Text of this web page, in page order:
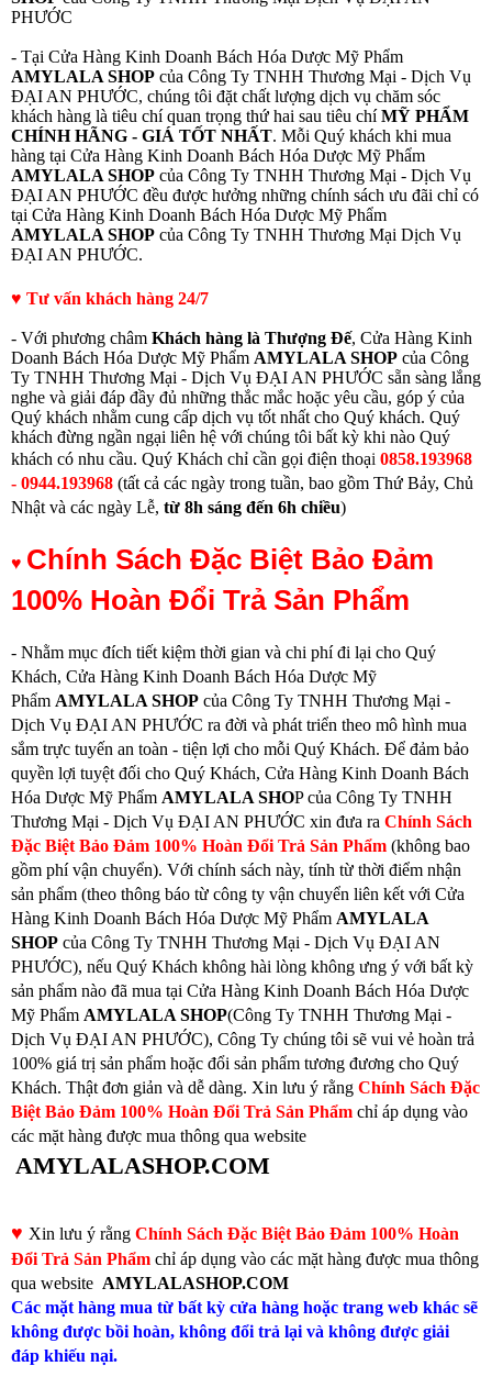
PHƯỚC
- Tại Cửa Hàng Kinh Doanh Bách Hóa Dược Mỹ Phẩm
AMYLALA SHOP của Công Ty TNHH Thương Mại - Dịch Vụ
ĐẠI AN PHƯỚC, chúng tôi đặt chất lượng dịch vụ chăm sóc
khách hàng là tiêu chí quan trọng thứ hai sau tiêu chíMỸ PHẨM
CHÍNH HÃNG - GIÁ TỐT NHẤT. Mỗi Quý khách khi mua
hàng tại Cửa Hàng Kinh Doanh Bách Hóa Dược Mỹ Phẩm
AMYLALA SHOP của Công Ty TNHH Thương Mại - Dịch Vụ
ĐẠI AN PHƯỚC đều được hưởng những chính sách ưu đãi chỉ có
tại Cửa Hàng Kinh Doanh Bách Hóa Dược Mỹ Phẩm
AMYLALA SHOP của Công Ty TNHH Thương Mại Dịch Vụ
ĐẠI AN PHƯỚC.
♥ Tư vấn khách hàng 24/7
- Với phương châm Khách hàng là Thượng Đế, Cửa Hàng Kinh
Doanh Bách Hóa Dược Mỹ Phẩm AMYLALA SHOP của Công
Ty TNHH Thương Mại - Dịch Vụ ĐẠI AN PHƯỚC sẵn sàng lắng
nghe và giải đáp đầy đủ những thắc mắc hoặc yêu cầu, góp ý của
Quý khách nhằm cung cấp dịch vụ tốt nhất cho Quý khách. Quý
khách đừng ngần ngại liên hệ với chúng tôi bất kỳ khi nào Quý
khách có nhu cầu. Quý Khách chỉ cần gọi điện thoại 0858.193968
- 0944.193968 (tất cả các ngày trong tuần, bao gồm Thứ Bảy, Chủ
Nhật và các ngày Lễ, từ 8h sáng đến 6h chiều)
♥ Chính Sách Đặc Biệt Bảo Đảm
100% Hoàn Đổi Trả Sản Phẩm
- Nhằm mục đích tiết kiệm thời gian và chi phí đi lại cho Quý
Khách, Cửa Hàng Kinh Doanh Bách Hóa Dược Mỹ
Phẩm AMYLALA SHOP của Công Ty TNHH Thương Mại -
Dịch Vụ ĐẠI AN PHƯỚC ra đời và phát triển theo mô hình mua
sắm trực tuyến an toàn - tiện lợi cho mỗi Quý Khách. Để đảm bảo
quyền lợi tuyệt đối cho Quý Khách, Cửa Hàng Kinh Doanh Bách
Hóa Dược Mỹ Phẩm AMYLALA SHOP của Công Ty TNHH
Thương Mại - Dịch Vụ ĐẠI AN PHƯỚC xin đưa ra Chính Sách
Đặc Biệt Bảo Đảm 100% Hoàn Đổi Trả Sản Phẩm (không bao
gồm phí vận chuyển). Với chính sách này, tính từ thời điểm nhận
sản phẩm (theo thông báo từ công ty vận chuyển liên kết với Cửa
Hàng Kinh Doanh Bách Hóa Dược Mỹ Phẩm AMYLALA
SHOP của Công Ty TNHH Thương Mại - Dịch Vụ ĐẠI AN
PHƯỚC), nếu Quý Khách không hài lòng không ưng ý với bất kỳ
sản phẩm nào đã mua tại Cửa Hàng Kinh Doanh Bách Hóa Dược
Mỹ Phẩm AMYLALA SHOP(Công Ty TNHH Thương Mại -
Dịch Vụ ĐẠI AN PHƯỚC), Công Ty chúng tôi sẽ vui vẻ hoàn trả
100% giá trị sản phẩm hoặc đổi sản phẩm tương đương cho Quý
Khách. Thật đơn giản và dễ dàng. Xin lưu ý rằng Chính Sách Đặc
Biệt Bảo Đảm 100% Hoàn Đổi Trả Sản Phẩm chỉ áp dụng vào
các mặt hàng được mua thông qua website
AMYLALASHOP.COM
♥ Xin lưu ý rằng Chính Sách Đặc Biệt Bảo Đảm 100% Hoàn
Đổi Trả Sản Phẩm chỉ áp dụng vào các mặt hàng được mua thông
qua website AMYLALASHOP.COM
Các mặt hàng mua từ bất kỳ cửa hàng hoặc trang web khác sẽ
không được bồi hoàn, không đổi trả lại và không được giải
đáp khiếu nại.